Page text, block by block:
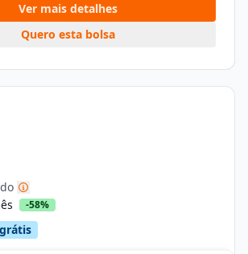
Ver mais detalhes
Quero esta bolsa
-58%